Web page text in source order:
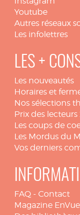
Youtube
Autres réseaux
Les infolettres
LES +
Les nouveautés
Horaires et
Nos sélections
Prix des lecteurs
Les coups de
Les Mordus du
Vos derniers
FAQ - Contact
Magazine EnVue